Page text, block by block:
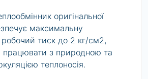
оригінальної
максимальну
робочий тиск до 2 кг/см2,
працювати з природною та
теплоносія.